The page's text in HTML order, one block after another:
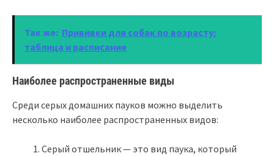
Так же: Прививки для собак по возрасту:
таблица и расписание
Наиболее распространенные виды
Среди серых домашних пауков можно выделить
несколько наиболее распространенных видов:
Серый отшельник — это вид паука, который